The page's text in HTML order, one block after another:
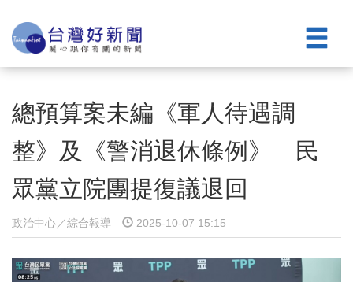
總預算案未編《軍人待遇調
整》及《警消退休條例》 民
眾黨立院團提復議退回
政治中心／綜合報導 2025-10-07 15:15